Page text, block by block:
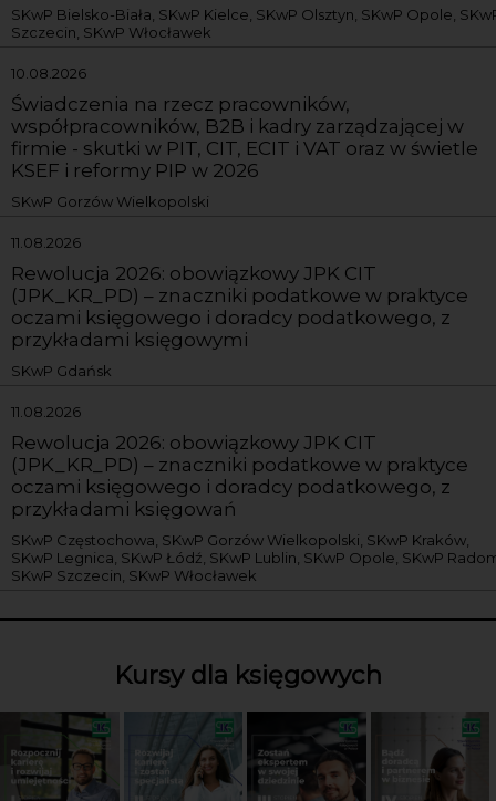
SKwP Bielsko-Biała, SKwP Kielce, SKwP Olsztyn, SKwP Opole,
Szczecin, SKwP Włocławek
10.08.2026
Świadczenia na rzecz pracowników,
współpracowników, B2B i kadry zarządzającej w
firmie - skutki w PIT, CIT, ECIT i VAT oraz w świetle
KSEF i reformy PIP w 2026
SKwP Gorzów Wielkopolski
11.08.2026
Rewolucja 2026: obowiązkowy JPK CIT
(JPK_KR_PD) – znaczniki podatkowe w praktyce
oczami księgowego i doradcy podatkowego, z
przykładami księgowymi
SKwP Gdańsk
11.08.2026
Rewolucja 2026: obowiązkowy JPK CIT
(JPK_KR_PD) – znaczniki podatkowe w praktyce
oczami księgowego i doradcy podatkowego, z
przykładami księgowań
SKwP Częstochowa, SKwP Gorzów Wielkopolski, SKwP Kraków,
SKwP Legnica, SKwP Łódź, SKwP Lublin, SKwP Opole, SKwP
SKwP Szczecin, SKwP Włocławek
Kursy dla księgowych